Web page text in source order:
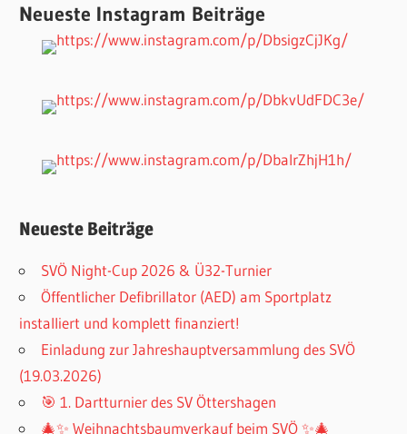
Neueste Instagram Beiträge
Neueste Beiträge
SVÖ Night-Cup 2026 & Ü32-Turnier
Öffentlicher Defibrillator (AED) am Sportplatz
installiert und komplett finanziert!
Einladung zur Jahreshauptversammlung des SVÖ
(19.03.2026)
🎯 1. Dartturnier des SV Öttershagen
🎄✨ Weihnachtsbaumverkauf beim SVÖ ✨🎄